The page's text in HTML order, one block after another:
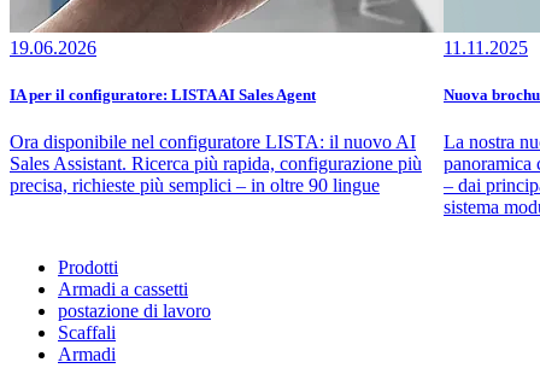
19.06.2026
IA per il configuratore: LISTA AI Sales Agent
Ora disponibile nel configuratore LISTA: il nuovo AI
Sales Assistant. Ricerca più rapida, configurazione più
precisa, richieste più semplici – in oltre 90 lingue
11.11.2025
Nuova
La nostra
panoramica
– dai
sistema
Prodotti
Armadi a cassetti
postazione di lavoro
Scaffali
Armadi